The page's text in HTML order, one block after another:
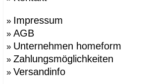
» Impressum
» AGB
» Unternehmen homeform
» Zahlungsmöglichkeiten
» Versandinfo